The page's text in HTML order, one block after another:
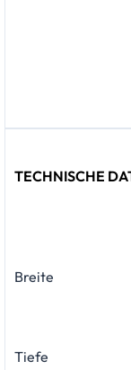
TECHNISCHE
Breite
Tiefe